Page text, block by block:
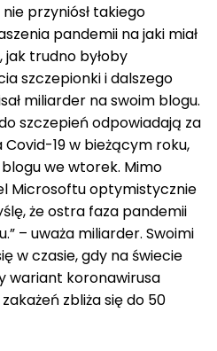
przyniósł takiego
pandemii na jaki miał
jak trudno byłoby
szczepionki i dalszego
miliarder na swoim blogu.
szczepień odpowiadają za
19 w bieżącym roku,
we wtorek. Mimo
Microsoftu optymistycznie
że ostra faza pandemii
– uważa miliarder. Swoimi
w czasie, gdy na świecie
wariant koronawirusa
zbliża się do 50